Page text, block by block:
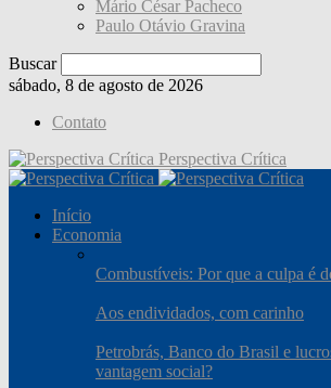
Mário César Pacheco
Paulo Otávio Gravina
Buscar
sábado, 8 de agosto de 2026
Contato
Perspectiva Crítica
Início
Economia
Combustíveis: Por que a culpa é
Aos endividados, com carinho
Petrobrás, Banco do Brasil e
vantagem social?